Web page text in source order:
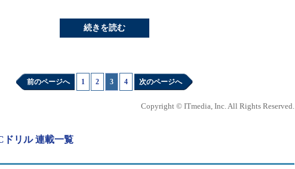
純なテキストベースのインターフェイスであり、X Window Systemがなくても使えます
式であり、メニュー形式ではないので、間違いです。選択肢cと選択肢dはX Window
したディレクトリにいます。コンフィグレーションファイル.configの生成が終わり、こ
ネルを生成するところですが、カスタマイズしたことが分かるようにカーネルバージョ
続きを読む
前のページへ 1 2 3 4 次のページへ
Copyright © ITmedia, Inc. All Rights Reserved.
リル 連載一覧